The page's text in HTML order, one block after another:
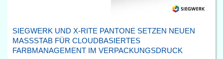
SIEGWERK UND X-RITE PANTONE SETZEN NEUEN
MASSSTAB FÜR CLOUDBASIERTES F
ARBMANAGEMENT IM VERPACKUNGSDRUCK